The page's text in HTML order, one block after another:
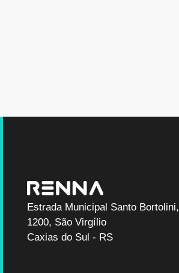
Estrada Municipal Santo Bortolini,
1200, São Virgílio
Caxias do Sul - RS